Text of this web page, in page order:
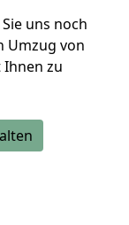
uns noch
Umzug von
zu